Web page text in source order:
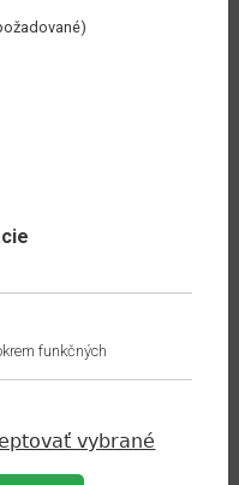
vykurovaním. V
je potrebné použiť pod
Áno
:≤ 1,3
75 m) :
funkčných
vybrané